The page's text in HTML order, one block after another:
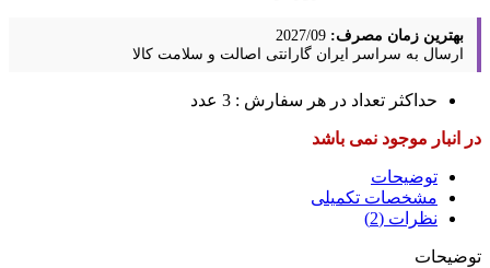
بهترین زمان مصرف:
ارسال به سراسر ایران گارانتی اصالت و سلامت کالا
حداکثر تعداد در هر سفارش : 3 عدد
در انبار موجود نمی باشد
توضیحات
مشخصات تکمیلی
نظرات (2)
توضیحات